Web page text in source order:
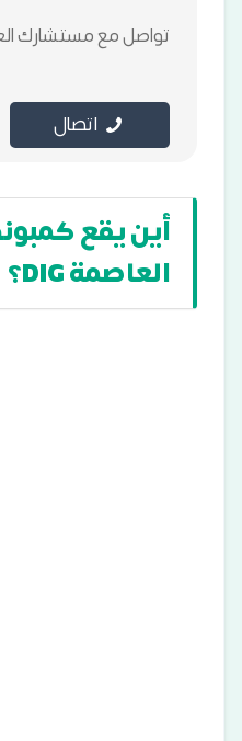
تواصل مع مستشارك
اتصال
أين يقع
العاصمة DIG؟